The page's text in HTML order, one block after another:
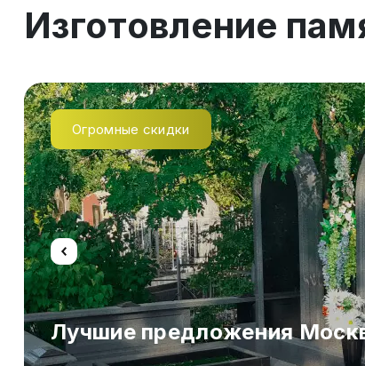
Изготовление
Огромные скидки
Лучшие предложения